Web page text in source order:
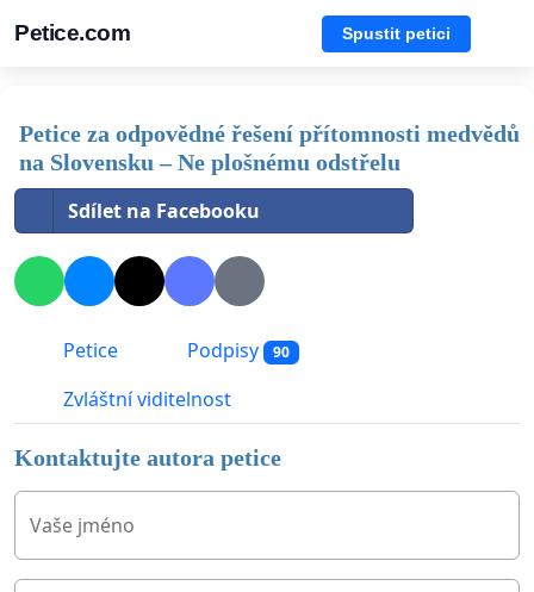
Petice.com Spustit petici
Petice za odpovědné řešení přítomnosti medvědů
na Slovensku – Ne plošnému odstřelu
Sdílet na Facebooku
Petice Podpisy 90
Zvláštní viditelnost
Kontaktujte autora petice
Vaše jméno